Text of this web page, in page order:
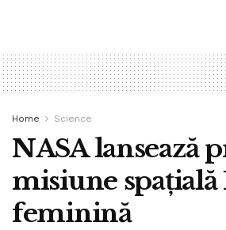
Home Science
NASA lansează
misiune spațială
feminină